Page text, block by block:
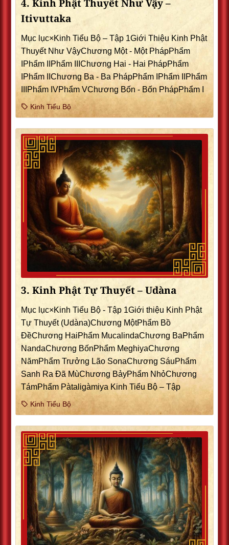
4. Kinh Phật Thuyết Như Vậy –
Itivuttaka
Mục lục×Kinh Tiểu Bộ – Tập 1Giới Thiệu Kinh Phật
Thuyết Như VậyChương Một - Một PhápPhẩm
IPhẩm IIPhẩm IIIChương Hai - Hai PhápPhẩm
IPhẩm IIChương Ba - Ba PhápPhẩm IPhẩm IIPhẩm
IIIPhẩm IVPhẩm VChương Bốn - Bốn PhápPhẩm I
Kinh Tiểu Bộ
3. Kinh Phật Tự Thuyết – Udàna
Mục lục×Kinh Tiểu Bộ - Tập 1Giới thiệu Kinh Phật
Tự Thuyết (Udàna)Chương MộtPhẩm Bồ
ÐềChương HaiPhẩm MucalindaChương BaPhẩm
NandaChương BốnPhẩm MeghiyaChương
NămPhẩm Trưởng Lão SonaChương SáuPhẩm
Sanh Ra Ðã MùChương BảyPhẩm NhỏChương
TámPhẩm Pàtaligàmiya Kinh Tiểu Bộ – Tập
Kinh Tiểu Bộ